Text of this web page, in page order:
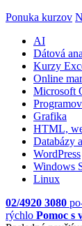
Ponuka kurzov
AI
Dátová
Kurzy
Online
Microsoft
Grafika
HTML,
Databázy
WordPress
Windows
Linux
02/4920 3080
rýchlo Pomoc s